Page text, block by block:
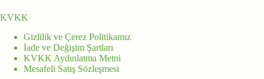
KVKK
Gizlilik ve Çerez Politikamız
İade ve Değişim Şartları
KVKK Aydınlatma Metni
Mesafeli Satış Sözleşmesi